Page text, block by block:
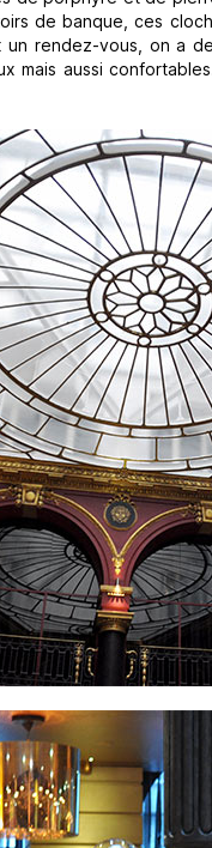
de banque, ces
rendez-vous, on a
mais aussi